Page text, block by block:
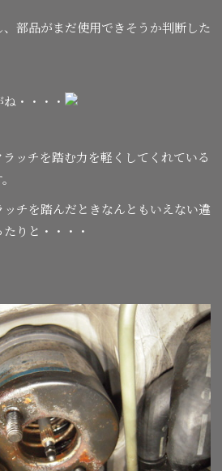
部品がまだ使用できそうか判断した
・・・・
ッチを踏む力を軽くしてくれている
チを踏んだときなんともいえない違
りと・・・・